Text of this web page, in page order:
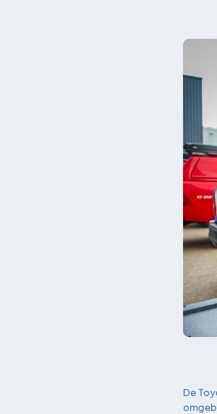
De